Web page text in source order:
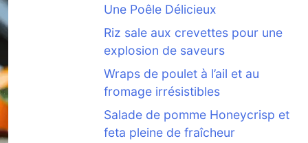
Une Poêle Délicieux
Riz sale aux crevettes pour une
explosion de saveurs
Wraps de poulet à l’ail et au
fromage irrésistibles
Salade de pomme Honeycrisp et
feta pleine de fraîcheur